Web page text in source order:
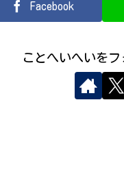
Facebook
ことへいへいをフ